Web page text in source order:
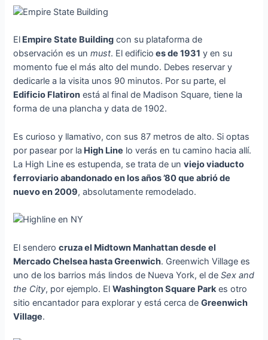
El Empire State Building con su plataforma de
observación es unmust. El edificio es de 1931 y en su
momento fue el más alto del mundo. Debes reservar y
dedicarle a la visita unos 90 minutos. Por su parte, el
Edificio Flatiron está al final de Madison Square, tiene la
forma de una plancha y data de 1902.
Es curioso y llamativo, con sus 87 metros de alto. Si optas
por pasear por la High Line lo verás en tu camino hacia allí.
La High Line es estupenda, se trata de unviejo viaducto
ferroviario abandonado en los años ’80 que abrió de
nuevo en 2009, absolutamente remodelado.
El senderocruza el Midtown Manhattan desde el
Mercado Chelsea hasta Greenwich. Greenwich Village es
uno de los barrios más lindos de Nueva York, el deSex and
the City, por ejemplo. ElWashington Square Parkes otro
sitio encantador para explorar y está cerca deGreenwich
Village.